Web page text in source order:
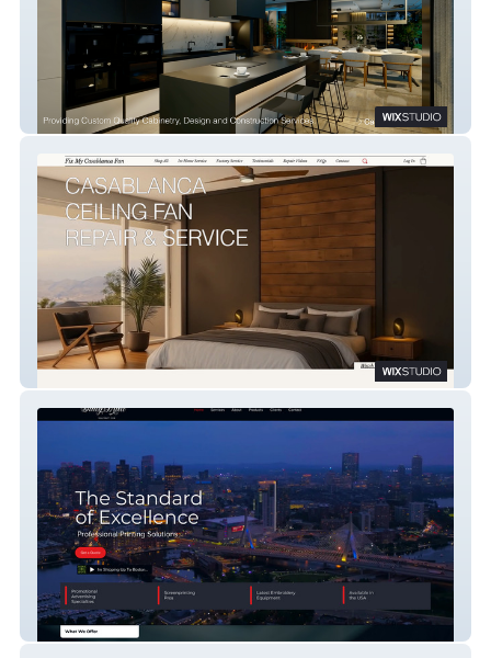
The Cabinet Garage
Fix My Casablanca Fan
Bully Mutt Print